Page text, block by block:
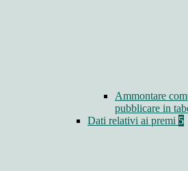
Ammontare
pubblicare in
Dati relativi ai premi 5